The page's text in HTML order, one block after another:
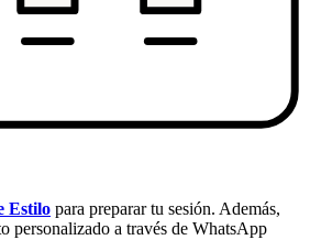
Estilo para preparar tu sesión. Además,
personalizado a través de WhatsApp